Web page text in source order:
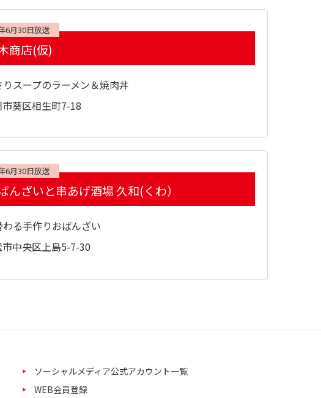
6月30日放送
商店(仮)
りスープのラーメン＆焼肉丼
葵区相生町7-18
6月30日放送
んざいと串あげ酒場 久和(くわ）
わる手作りおばんざい
市中央区上島5-7-30
ソーシャルメディア公式アカウント一覧
WEB会員登録